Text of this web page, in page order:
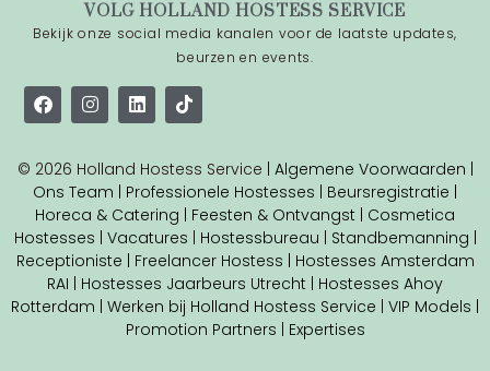
VOLG HOLLAND HOSTESS SERVICE
Bekijk onze social media kanalen voor de laatste updates,
beurzen en events.
© 2026 Holland Hostess Service | Algemene Voorwaarden |
Ons Team | Professionele Hostesses | Beursregistratie |
Horeca & Catering | Feesten & Ontvangst | Cosmetica
Hostesses | Vacatures Hostessbureau
Standbemanning |
Receptioniste | Freelancer Hostess
Hostesses Amsterdam
RAI | Hostesses Jaarbeurs Utrecht | Hostesses Ahoy
Rotterdam | Werken bij Holland Hostess Service VIP Models |
Promotion Partners
Expertises